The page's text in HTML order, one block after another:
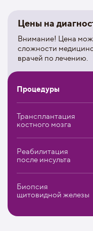
активной научной
различным
можно назвать
эндоскопическую
диагностика,
хирургия,
Цены на
Внимание! Цена
сложности
врачей по лечению.
Процедуры
Трансплантация
костного мозга
Реабилитация
после инсульта
Биопсия
щитовидной железы